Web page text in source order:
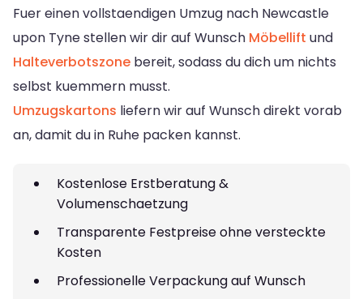
Fuer einen vollstaendigen Umzug nach Newcastle
upon Tyne stellen wir dir auf Wunsch Möbellift und
Halteverbotszone bereit, sodass du dich um nichts
selbst kuemmern musst.
Umzugskartons liefern wir auf Wunsch direkt vorab
an, damit du in Ruhe packen kannst.
Kostenlose Erstberatung &
Volumenschaetzung
Transparente Festpreise ohne versteckte
Kosten
Professionelle Verpackung auf Wunsch